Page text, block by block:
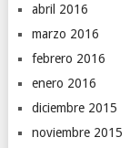
abril 2016
marzo 2016
febrero 2016
enero 2016
diciembre 2015
noviembre 2015